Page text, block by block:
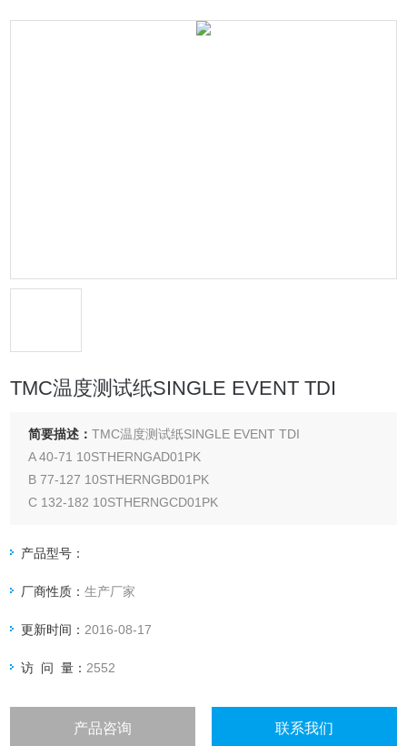
TMC温度测试纸SINGLE EVENT TDI
简要描述：TMC温度测试纸SINGLE EVENT TDI
A 40-71 10STHERNGAD01PK
B 77-127 10STHERNGBD01PK
C 132-182 10STHERNGCD01PK
产品型号：
厂商性质：生产厂家
更新时间： 2016-08-17
访 问 量： 2552
产品咨询 联系我们